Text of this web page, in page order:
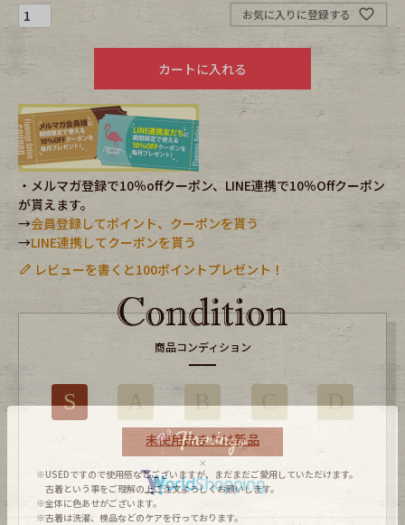
Kidswear
小物・アクセサリーから探す
Eye Wear
Bag Stall・Scarf
Accessory Shoes
Belt antique goods
Keyring vintage bicycle
お気に入りに登録する
カートに入れる
・メルマガ登録で10％offクーポン、LINE連携で10％Offクーポン
が貰えます。
→会員登録してポイント、クーポンを貰う
→LINE連携してクーポンを貰う
レビューを書くと100ポイントプレゼント！
商品コンディション
S A B C D
未使用品または新品
※USEDですので使用感などございますが、まだまだご愛用していただけます。
古着という事をご理解の上ご注文よろしくお願いします。
※全体に色あせがございます。
※古着は洗濯、検品などのケアを行っております。